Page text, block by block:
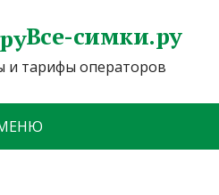
Все-симки.ру
и тарифы операторов